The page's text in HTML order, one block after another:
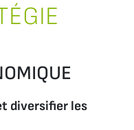
diversifier les